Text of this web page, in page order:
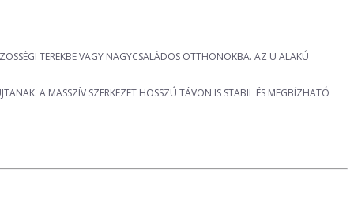
TEREKBE VAGY NAGYCSALÁDOS OTTHONOKBA. AZ U ALAKÚ
A MASSZÍV SZERKEZET HOSSZÚ TÁVON IS STABIL ÉS MEGBÍZHATÓ